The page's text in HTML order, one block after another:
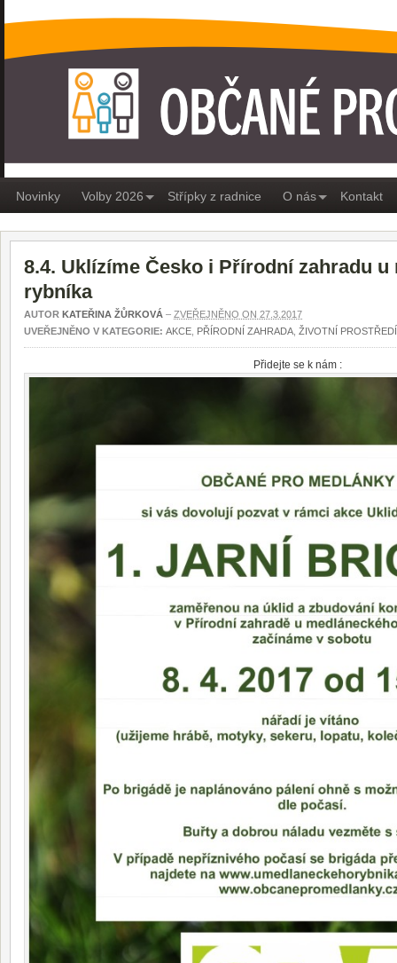
OBČANÉ PRO MEDLÁNKY
Novinky Volby 2026 Střípky z radnice O nás Kontakt
8.4. Uklízíme Česko i Přírodní zahradu u
rybníka
AUTOR KATEŘINA ŽŮRKOVÁ – ZVEŘEJNĚNO ON 27.3.2017
UVEŘEJNĚNO V KATEGORIE: AKCE PŘÍRODNÍ ZAHRADA ŽIVOTNÍ PROSTŘEDÍ
Přidejte se k nám :